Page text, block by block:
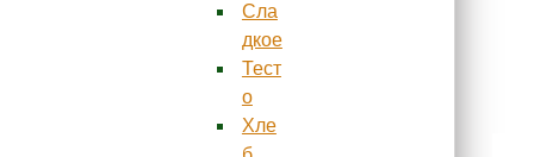
Сла
дкое
Тест
о
Хле